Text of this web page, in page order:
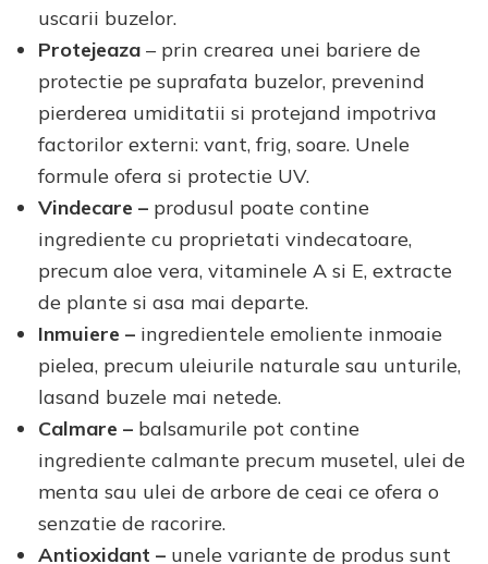
uscarii buzelor.
Protejeaza – prin crearea unei bariere de
protectie pe suprafata buzelor, prevenind
pierderea umiditatii si protejand impotriva
factorilor externi: vant, frig, soare. Unele
formule ofera si protectie UV.
Vindecare – produsul poate contine
ingrediente cu proprietati vindecatoare,
precum aloe vera, vitaminele A si E, extracte
de plante si asa mai departe.
Inmuiere – ingredientele emoliente inmoaie
pielea, precum uleiurile naturale sau unturile,
lasand buzele mai netede.
Calmare – balsamurile pot contine
ingrediente calmante precum musetel, ulei de
menta sau ulei de arbore de ceai ce ofera o
senzatie de racorire.
Antioxidant – unele variante de produs sunt